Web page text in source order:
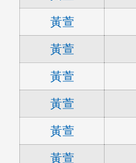
黃萱
黃萱
黃萱
黃萱
黃萱
黃萱